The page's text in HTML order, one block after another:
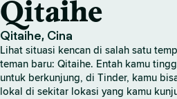
n
d
e
r
Qitaihe
Qitaihe, Cina
Lihat situasi kencan di salah satu
teman baru: Qitaihe. Entah kamu
untuk berkunjung, di Tinder, kamu
lokal di sekitar lokasi yang kamu